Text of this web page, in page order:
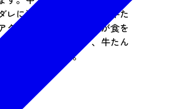
レに漬け込んだ味噌漬け牛た
クセントの一味唐辛子が食を
他にも牛たんユッケ、牛たん
揃えております。